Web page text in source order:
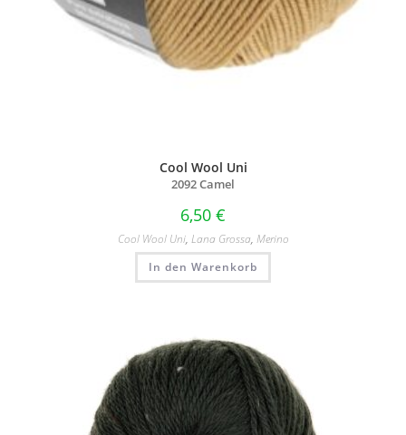
Cool Wool Uni
2092 Camel
6,50 €
Cool Wool Uni, Lana Grossa, Merino
In den Warenkorb